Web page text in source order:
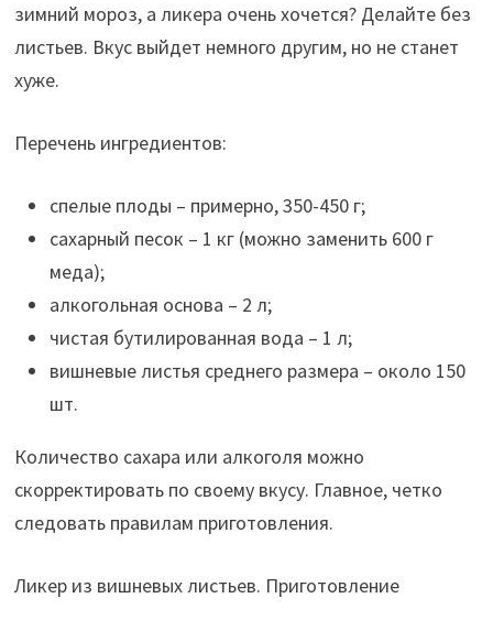
зимний мороз, а ликера очень хочется? Делайте без
листьев. Вкус выйдет немного другим, но не станет
хуже.
Перечень ингредиентов:
спелые плоды – примерно, 350-450 г;
сахарный песок – 1 кг (можно заменить 600 г
меда);
алкогольная основа – 2 л;
чистая бутилированная вода – 1 л;
вишневые листья среднего размера – около 150
шт.
Количество сахара или алкоголя можно
скорректировать по своему вкусу. Главное, четко
следовать правилам приготовления.
Ликер из вишневых листьев. Приготовление